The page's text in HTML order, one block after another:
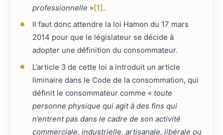
professionnelle » [1] .
Il faut donc attendre la loi Hamon du 17 mars
2014 pour que le législateur se décide à
adopter une définition du consommateur.
L’article 3 de cette loi a introduit un article
liminaire dans le Code de la consommation, qui
définit le consommateur comme « toute
personne physique qui agit à des fins qui
n’entrent pas dans le cadre de son activité
commerciale, industrielle, artisanale, libérale ou